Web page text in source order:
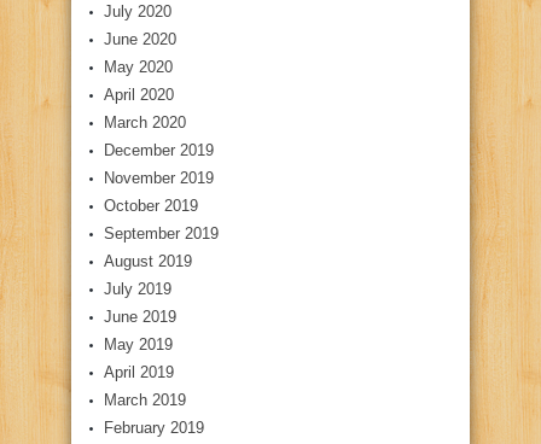
July 2020
June 2020
May 2020
April 2020
March 2020
December 2019
November 2019
October 2019
September 2019
August 2019
July 2019
June 2019
May 2019
April 2019
March 2019
February 2019